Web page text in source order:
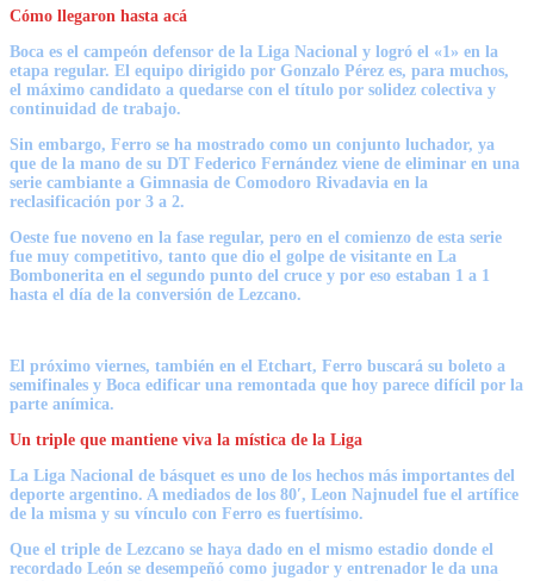
Cómo llegaron hasta acá
Boca es el campeón defensor de la Liga Nacional y logró el «1» en la
etapa regular. El equipo dirigido por Gonzalo Pérez es, para muchos,
el máximo candidato a quedarse con el título por solidez colectiva y
continuidad de trabajo.
Sin embargo, Ferro se ha mostrado como un conjunto luchador, ya
que de la mano de su DT Federico Fernández viene de eliminar en una
serie cambiante a Gimnasia de Comodoro Rivadavia en la
reclasificación por 3 a 2.
Oeste fue noveno en la fase regular, pero en el comienzo de esta serie
fue muy competitivo, tanto que dio el golpe de visitante en La
Bombonerita en el segundo punto del cruce y por eso estaban 1 a 1
hasta el día de la conversión de Lezcano.
El próximo viernes, también en el Etchart, Ferro buscará su boleto a
semifinales y Boca edificar una remontada que hoy parece difícil por la
parte anímica.
Un triple que mantiene viva la mística de la Liga
La Liga Nacional de básquet es uno de los hechos más importantes del
deporte argentino. A mediados de los 80′, Leon Najnudel fue el artífice
de la misma y su vínculo con Ferro es fuertísimo.
Que el triple de Lezcano se haya dado en el mismo estadio donde el
recordado León se desempeñó como jugador y entrenador le da una